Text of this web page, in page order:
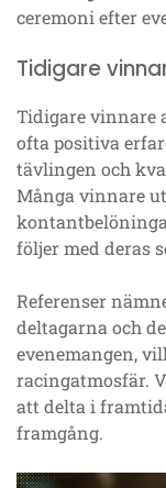
ceremoni efter
Tidigare
Tidigare vinnare
ofta positiva
tävlingen och
Många vinnare
följer med deras
Referenser
deltagarna och
evenemangen,
racingatmosfär.
att delta i
framgång.